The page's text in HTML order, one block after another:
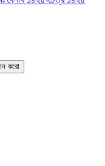
করো